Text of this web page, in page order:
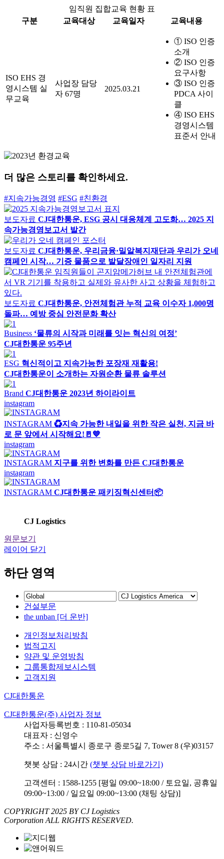
임직원 집합교육 현황 표
구분
교육대상 교육일자 교육내용
ISO EHS 경
영시스템 실
무교육
사업장 담당
자 67명
2025.03.21
① ISO 인증
소개
② ISO 인증
요구사항
③ ISO 인증
PDCA 사이
클
④ ISO EHS
경영시스템
표준서 안내
더 많은 스토리를 확인하세요.
#지속가능경영 #ESG #친환경
보도자료 CJ대한통운, ESG 공시 대응체계 고도화… 2025 지
속가능경영보고서 발간
보도자료 CJ대한통운, 우리금융·밀알복지재단과 우리가 오네
캠페인 시작… 기증 물품으로 발달장애인 일자리 지원
보도자료 CJ대한통운, 안전체험관 누적 교육 이수자 1,000명
돌파… 예방 중심 안전문화 확산
Business ‘물류의 시작과 미래를 잇는 혁신의 여정’
CJ대한통운 95주년
ESG 혁신적이고 지속가능한 포장재 재활용!
CJ대한통운이 소개하는 자원순환 물류 솔루션
Brand CJ대한통운 2023년 하이라이트
instagram
INSTAGRAM ♻️지속 가능한 내일을 위한 작은 실천, 지금 바
로 문 앞에서 시작해요!🚪💙
instagram
INSTAGRAM 지구를 위한 변화를 만든 CJ대한통운
instagram
INSTAGRAM CJ대한통운 패키징혁신센터📦
CJ Logistics
원문보기
레이어 닫기
하단 영역
건설부문
the unban [더 운반]
개인정보처리방침
법적고지
약관 및 운영방침
그룹통합제보시스템
고객지원
CJ대한통운
CJ대한통운(주) 사업자 정보
사업자등록번호 : 110-81-05034
대표자 : 신영수
주소 : 서울특별시 종로구 종로5길 7, Tower 8 (우)03157
챗봇 상담 : 24시간 (챗봇 상담 바로가기)
고객센터 : 1588-1255 [평일 09:00~18:00 / 토요일, 공휴일
09:00~13:00 / 일요일 09:00~13:00 (채팅 상담)]
COPYRIGHT 2025 BY CJ Logistics
Corporation ALL RIGHTS RESERVED.